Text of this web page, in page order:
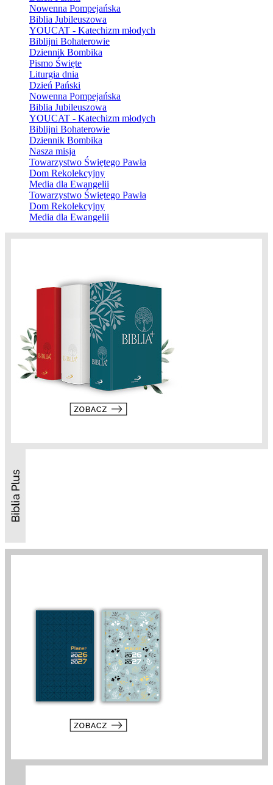
Nowenna Pompejańska
Biblia Jubileuszowa
YOUCAT - Katechizm młodych
Biblijni Bohaterowie
Dziennik Bombika
Pismo Święte
Liturgia dnia
Dzień Pański
Nowenna Pompejańska
Biblia Jubileuszowa
YOUCAT - Katechizm młodych
Biblijni Bohaterowie
Dziennik Bombika
Nasza misja
Towarzystwo Świętego Pawła
Dom Rekolekcyjny
Media dla Ewangelii
Towarzystwo Świętego Pawła
Dom Rekolekcyjny
Media dla Ewangelii